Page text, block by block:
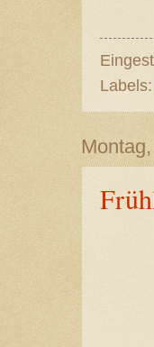
Labels: